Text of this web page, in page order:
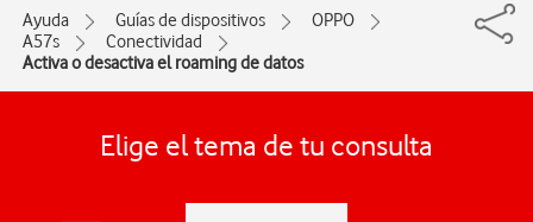
Ayuda Guías de dispositivos
OPPO
A57s
Conectividad
Activa o desactiva el roaming de datos
Elige el tema de tu consulta